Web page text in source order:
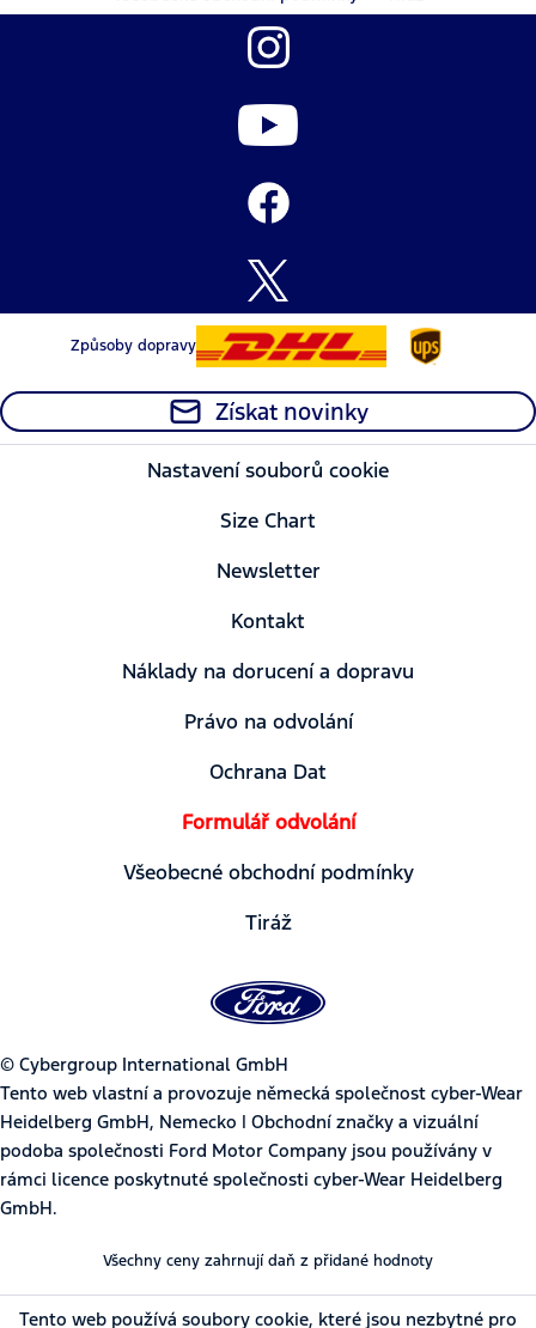
Způsoby dopravy
Získat novinky
Nastavení souborů cookie
Size Chart
Newsletter
Kontakt
Náklady na dorucení a dopravu
Právo na odvolání
Ochrana Dat
Formulář odvolání
Všeobecné obchodní podmínky
Tiráž
© Cybergroup International GmbH
Tento web vlastní a provozuje německá společnost cyber-Wear
Heidelberg GmbH, Nemecko | Obchodní značky a vizuální
podoba společnosti Ford Motor Company jsou používány v
rámci licence poskytnuté společnosti cyber-Wear Heidelberg
GmbH.
Všechny ceny zahrnují daň z přidané hodnoty
Tento web používá soubory cookie, které jsou nezbytné pro